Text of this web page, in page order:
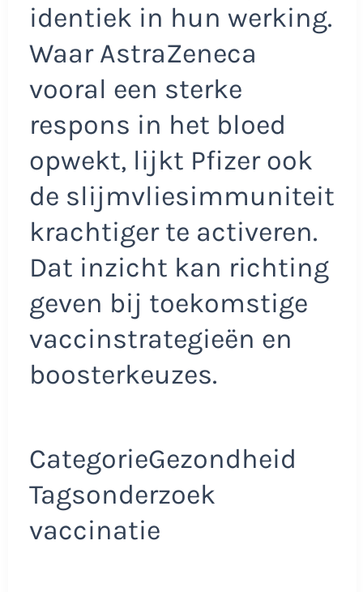
identiek in hun werking.
Waar AstraZeneca
vooral een sterke
respons in het bloed
opwekt, lijkt Pfizer ook
de slijmvliesimmuniteit
krachtiger te activeren.
Dat inzicht kan richting
geven bij toekomstige
vaccinstrategieën en
boosterkeuzes.
CategorieGezondheid
Tagsonderzoek
vaccinatie